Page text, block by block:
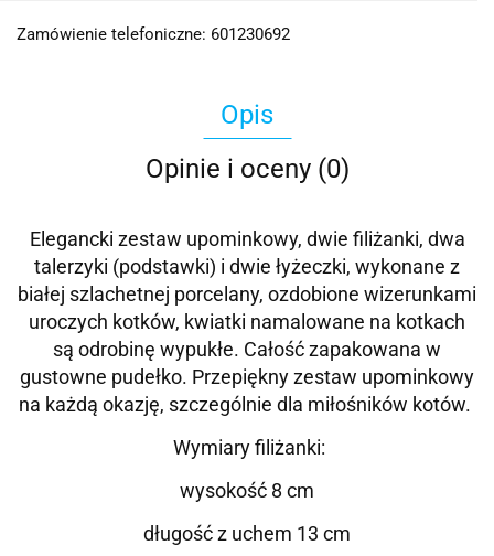
Zamówienie telefoniczne: 601230692
Opis
Opinie i oceny (0)
Elegancki zestaw upominkowy, dwie filiżanki, dwa
talerzyki (podstawki) i dwie łyżeczki, wykonane z
białej szlachetnej porcelany, ozdobione wizerunkami
uroczych kotków, kwiatki namalowane na kotkach
są odrobinę wypukłe. Całość zapakowana w
gustowne pudełko. Przepiękny zestaw upominkowy
na każdą okazję, szczególnie dla miłośników kotów.
Wymiary filiżanki:
wysokość 8 cm
długość z uchem 13 cm